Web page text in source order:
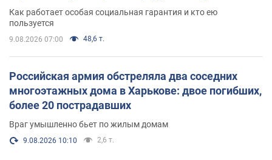
поселился
Как работает особая социальная гарантия и кто ею
пользуется
9.08.2026 07:00 48,6 т.
Российская армия обстреляла два соседних
многоэтажных дома в Харькове: двое погибших,
более 20 пострадавших
Враг умышленно бьет по жилым домам
9.08.2026 10:10 2,6 т.